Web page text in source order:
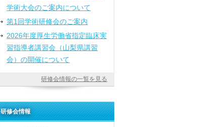
学術大会のご案内について
第1回学術研修会のご案内
2026年度厚生労働省指定臨床実
習指導者講習会（山梨県講習
会）の開催について
研修会情報の一覧を見る
研修会情報